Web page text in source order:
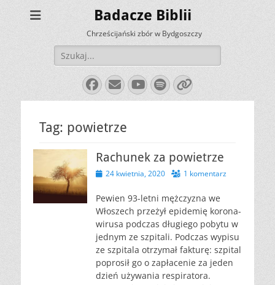
Badacze Biblii
Chrześcijański zbór w Bydgoszczy
Szukaj:
Facebook
E-
mail
YouTube
Spotify
Link
Tag: powietrze
Rachunek za powietrze
Opublikowano
24 kwietnia, 2020 1 komentarz
Pewien 93-letni mężczyzna we
Włoszech przeżył epidemię korona-
wirusa podczas długiego pobytu w
jednym ze szpitali. Podczas wypisu
ze szpitala otrzymał fakturę: szpital
poprosił go o zapłacenie za jeden
dzień używania respiratora.